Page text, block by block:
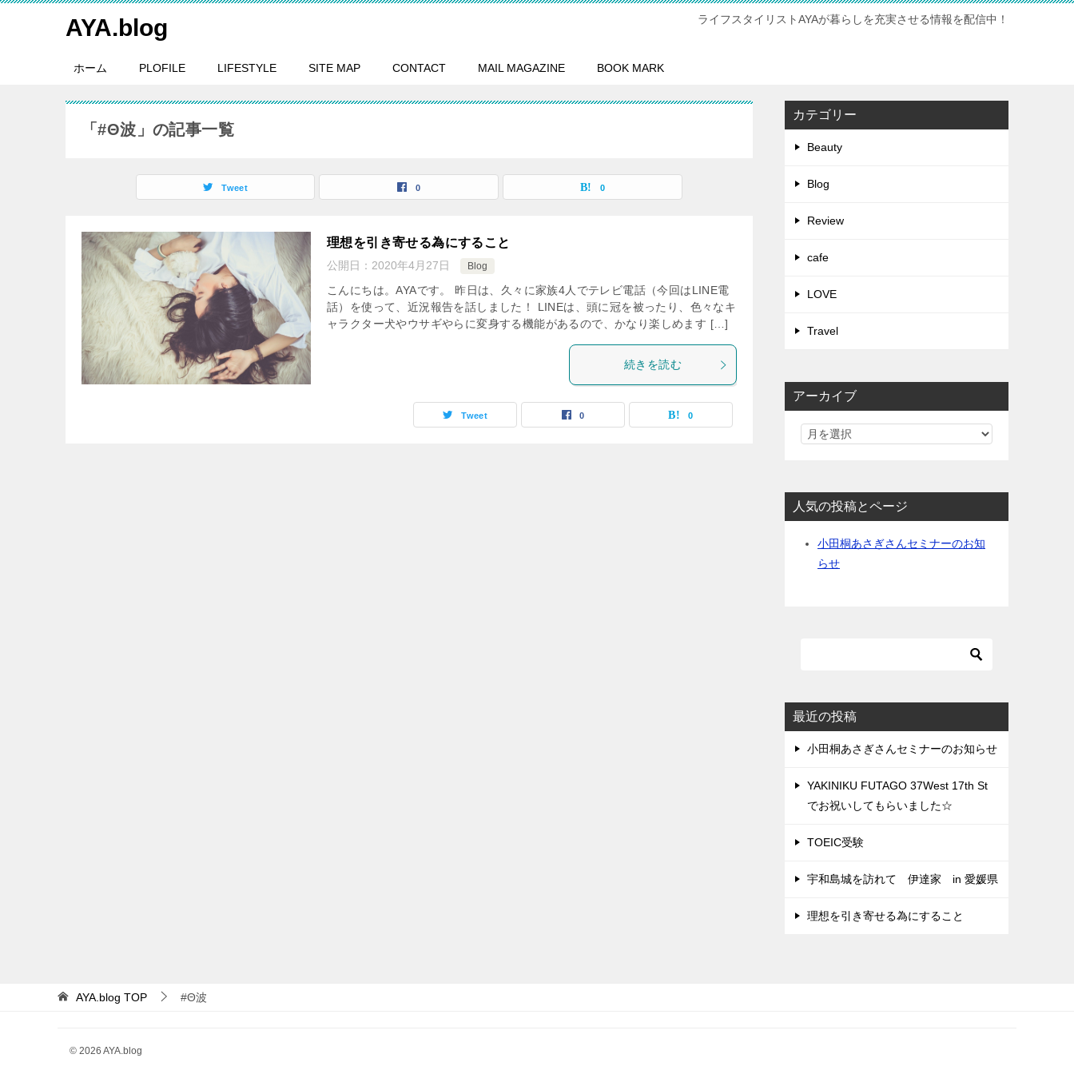
AYA.blog ライフスタイリストAYAが暮らしを充実させる情報を配信中！
ホーム PLOFILE LIFESTYLE SITE MAP CONTACT MAIL MAGAZINE BOOK MARK
「#Θ波」の記事一覧
Tweet 0 0
理想を引き寄せる為にすること
公開日： 2020年4月27日 Blog
こんにちは。AYAです。 昨日は、久々に家族4人でテレビ電話（今回はLINE電
話）を使って、近況報告を話しました！ LINEは、頭に冠を被ったり、色々なキ
ャラクター犬やウサギやらに変身する機能があるので、かなり楽しめます […]
続きを読む
Tweet 0 0
カテゴリー
Beauty
Blog
Review
cafe
LOVE
Travel
アーカイブ
人気の投稿とページ
小田桐あさぎさんセミナーのお知
らせ
最近の投稿
小田桐あさぎさんセミナーのお知らせ
YAKINIKU FUTAGO 37West 17th St
でお祝いしてもらいました☆
TOEIC受験
宇和島城を訪れて 伊達家 in 愛媛県
理想を引き寄せる為にすること
AYA.blog TOP #Θ波
© 2026 AYA.blog